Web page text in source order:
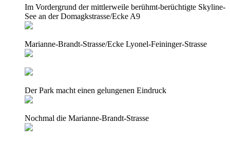
Im Vordergrund der mittlerweile berühmt-berüchtigte Skyline-
See an der Domagkstrasse/Ecke A9
Marianne-Brandt-Strasse/Ecke Lyonel-Feininger-Strasse
Der Park macht einen gelungenen Eindruck
Nochmal die Marianne-Brandt-Strasse